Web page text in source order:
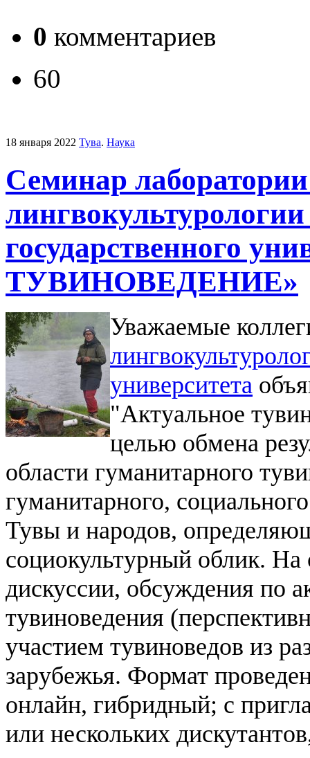
0 комментариев
60
18 января 2022 Тува. Наука
Семинар
государственного
ТУВИНОВЕДЕНИЕ»
Уважаемые
университета
"Актуальное
целью обмена
области гуманитарного
гуманитарного,
Тувы и народов,
социокультурный облик. На
дискуссии, обсуждения по
тувиноведения
участием тувиноведов из
зарубежья. Формат
онлайн, гибридный; с
или нескольких